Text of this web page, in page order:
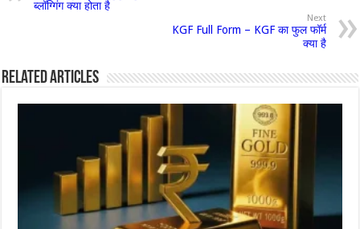
ब्लॉग्गिंग क्या होता है
Next
KGF Full Form – KGF का फुल फॉर्म
क्या है
Related Articles